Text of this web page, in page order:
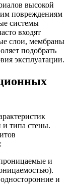
высокой
повреждениям
системы
входят
слои, мембраны
подобрать
эксплуатации.
и типа стены.
и
односторонние и